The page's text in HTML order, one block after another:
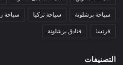
سياحة برشلونة سياحة تركيا سياحة
فرنسا فنادق برشلونة
التصنيفات